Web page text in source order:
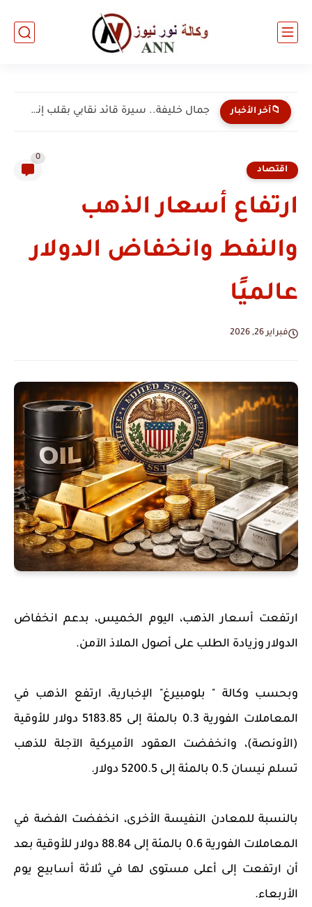
📁آخر الأخبار جمال خليفة.. سيرة قائد نقابي بقلب إنسان ونبض ثائر.....
اقتصاد
0
ارتفاع أسعار الذهب
والنفط وانخفاض الدولار
عالميًا
فبراير 26, 2026
ارتفعت أسعار الذهب، اليوم الخميس، بدعم انخفاض
الدولار وزيادة الطلب على أصول الملاذ الآمن.
وبحسب وكالة " بلومبيرغ" الإخبارية، ارتفع الذهب ⁠في
المعاملات الفورية 0.3 ​بالمئة إلى 5183.85 دولار للأوقية
(الأونصة)، وانخفضت العقود الأميركية الآجلة للذهب
تسلم نيسان 0.5 بالمئة إلى 5200.5 دولار.
بالنسبة ‌للمعادن النفيسة الأخرى، انخفضت الفضة في
المعاملات الفورية ​0.6 بالمئة إلى 88.84 دولار للأوقية بعد
أن ارتفعت إلى أعلى مستوى لها في ثلاثة أسابيع ​يوم
الأربعاء.